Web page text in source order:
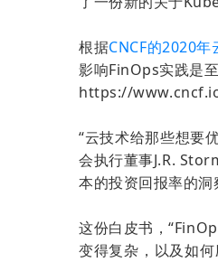
根据CNCF的2020年
影响FinOps实践是
https://
“云技术给那些想要
会执行董事J.R.
本的投资回报率的
这份白皮书，
变得复杂，以及如